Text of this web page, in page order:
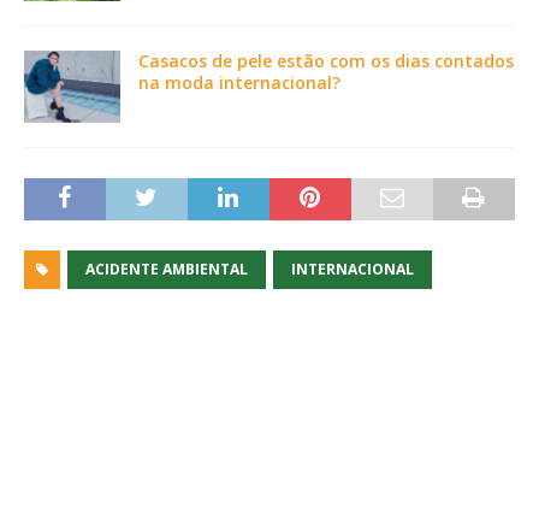
Casacos de pele estão com os dias contados
na moda internacional?
ACIDENTE AMBIENTAL INTERNACIONAL